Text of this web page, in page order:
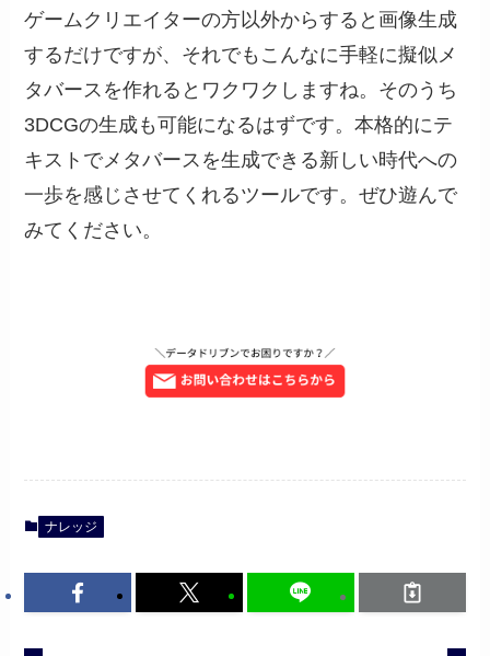
ゲームクリエイターの方以外からすると画像生成
するだけですが、それでもこんなに手軽に擬似メ
タバースを作れるとワクワクしますね。そのうち
3DCGの生成も可能になるはずです。本格的にテ
キストでメタバースを生成できる新しい時代への
一歩を感じさせてくれるツールです。ぜひ遊んで
みてください。
ナレッジ